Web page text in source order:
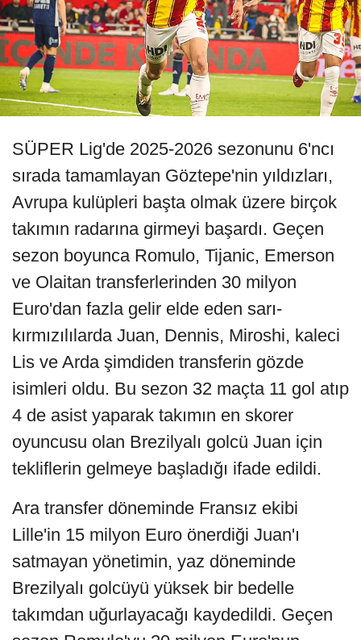
SÜPER Lig'de 2025-2026 sezonunu 6'ncı
sırada tamamlayan Göztepe'nin yıldızları,
Avrupa kulüpleri başta olmak üzere birçok
takımın radarına girmeyi başardı. Geçen
sezon boyunca Romulo, Tijanic, Emerson
ve Olaitan transferlerinden 30 milyon
Euro'dan fazla gelir elde eden sarı-
kırmızılılarda Juan, Dennis, Miroshi, kaleci
Lis ve Arda şimdiden transferin gözde
isimleri oldu. Bu sezon 32 maçta 11 gol atıp
4 de asist yaparak takımın en skorer
oyuncusu olan Brezilyalı golcü Juan için
tekliflerin gelmeye başladığı ifade edildi.
Ara transfer döneminde Fransız ekibi
Lille'in 15 milyon Euro önerdiği Juan'ı
satmayan yönetimin, yaz döneminde
Brezilyalı golcüyü yüksek bir bedelle
takımdan uğurlayacağı kaydedildi. Geçen